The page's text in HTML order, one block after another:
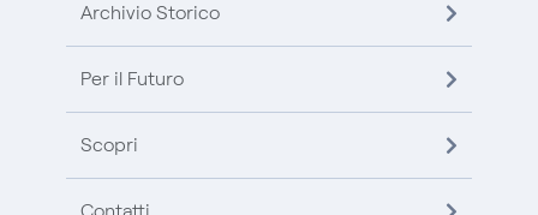
Archivio Storico
Per il Futuro
Scopri